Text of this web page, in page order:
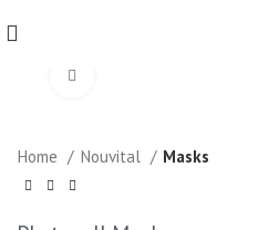
Home Nouvital Masks